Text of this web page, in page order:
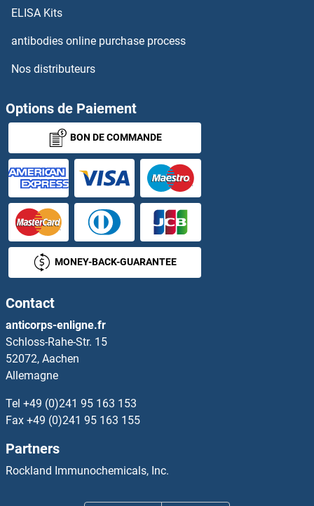
MRPS17 Anticorps
MRPS18A Anticorps
MRPS18B Anticorps
MRPS18C Anticorps
MRPS2 Anticorps
MRPS21 Anticorps
MRPS22 Anticorps
MRPS23 Anticorps
MRPS24 Anticorps
MRPS25 Anticorps
MRPS26 Anticorps
MRPS27 Anticorps
MRPS28 Anticorps
MRPS30 Anticorps
ELISA Kits
antibodies online purchase process
Nos distributeurs
Options de Paiement
BON DE COMMANDE
MONEY-BACK-GUARANTEE
Contact
anticorps-enligne.fr
Schloss-Rahe-Str. 15
52072, Aachen
Allemagne
Tel +49 (0)241 95 163 153
Fax +49 (0)241 95 163 155
Partners
Rockland Immunochemicals, Inc.